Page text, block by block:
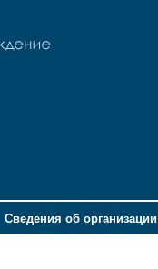
Сведения об